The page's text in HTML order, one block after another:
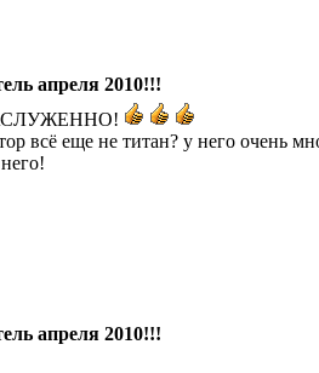
апреля 2010!!!
всё еще не титан? у него очень
апреля 2010!!!